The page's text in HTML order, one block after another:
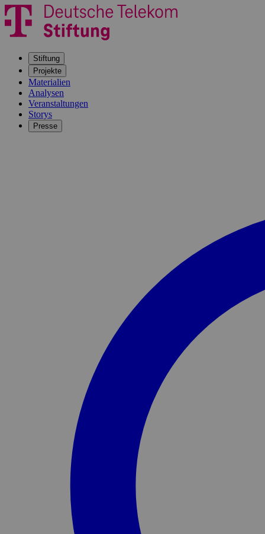
Stiftung
Projekte
Materialien
Analysen
Veranstaltungen
Storys
Presse